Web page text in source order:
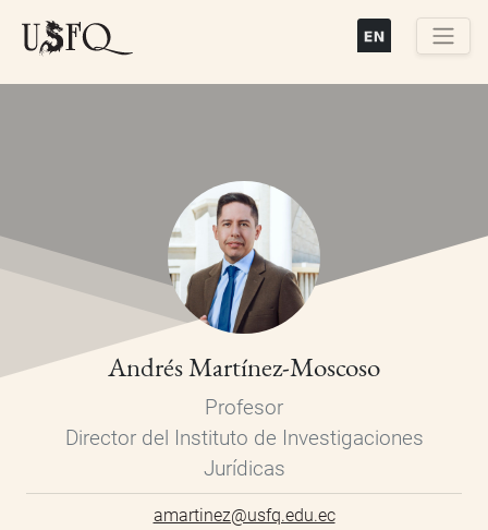
Andrés Martínez-Moscoso
Profesor
Director del Instituto de Investigaciones
Jurídicas
amartinez@usfq.edu.ec